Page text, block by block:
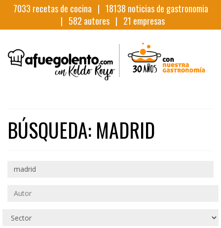
7033 recetas de cocina | 18138 noticias de gastronomia
| 582 autores | 21 empresas
BÚSQUEDA: MADRID